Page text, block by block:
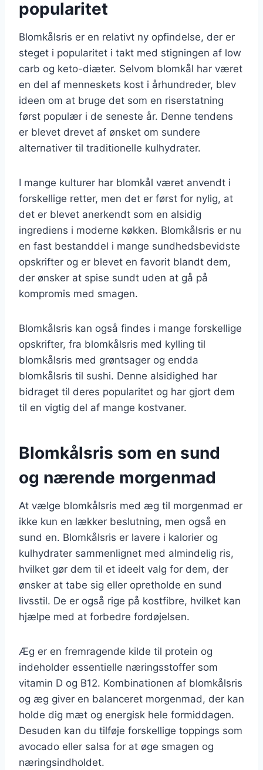
popularitet
Blomkålsris er en relativt ny opfindelse, der er
steget i popularitet i takt med stigningen af low
carb og keto-diæter. Selvom blomkål har været
en del af menneskets kost i århundreder, blev
ideen om at bruge det som en riserstatning
først populær i de seneste år. Denne tendens
er blevet drevet af ønsket om sundere
alternativer til traditionelle kulhydrater.
I mange kulturer har blomkål været anvendt i
forskellige retter, men det er først for nylig, at
det er blevet anerkendt som en alsidig
ingrediens i moderne køkken. Blomkålsris er nu
en fast bestanddel i mange sundhedsbevidste
opskrifter og er blevet en favorit blandt dem,
der ønsker at spise sundt uden at gå på
kompromis med smagen.
Blomkålsris kan også findes i mange forskellige
opskrifter, fra blomkålsris med kylling til
blomkålsris med grøntsager og endda
blomkålsris til sushi. Denne alsidighed har
bidraget til deres popularitet og har gjort dem
til en vigtig del af mange kostvaner.
Blomkålsris som en sund
og nærende morgenmad
At vælge blomkålsris med æg til morgenmad er
ikke kun en lækker beslutning, men også en
sund en. Blomkålsris er lavere i kalorier og
kulhydrater sammenlignet med almindelig ris,
hvilket gør dem til et ideelt valg for dem, der
ønsker at tabe sig eller opretholde en sund
livsstil. De er også rige på kostfibre, hvilket kan
hjælpe med at forbedre fordøjelsen.
Æg er en fremragende kilde til protein og
indeholder essentielle næringsstoffer som
vitamin D og B12. Kombinationen af blomkålsris
og æg giver en balanceret morgenmad, der kan
holde dig mæt og energisk hele formiddagen.
Desuden kan du tilføje forskellige toppings som
avocado eller salsa for at øge smagen og
næringsindholdet.